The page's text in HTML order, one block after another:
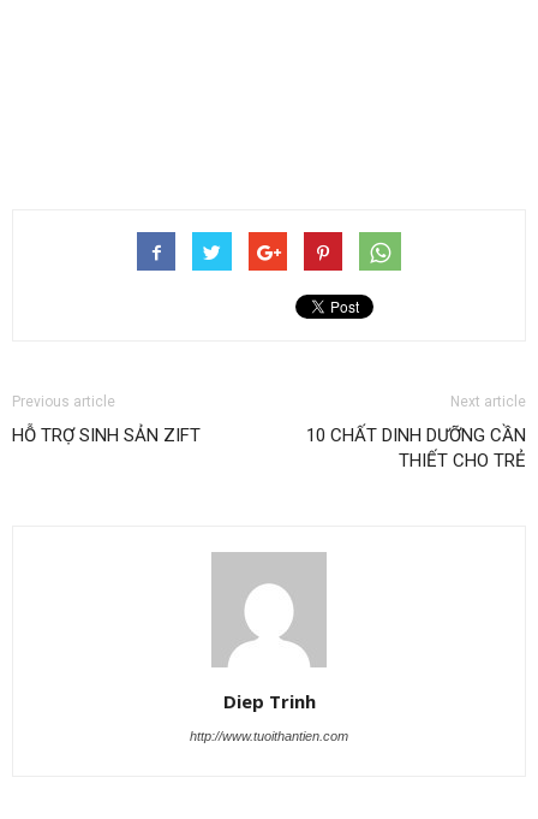
Previous article
HỖ TRỢ SINH SẢN ZIFT
Next article
10 CHẤT DINH DƯỠNG CẦN
THIẾT CHO TRẺ
Diep Trinh
http://www.tuoithantien.com